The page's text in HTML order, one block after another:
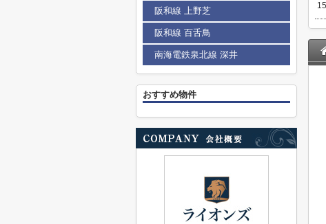
阪和線 上野芝
阪和線 百舌鳥
南海電鉄泉北線 深井
おすすめ物件